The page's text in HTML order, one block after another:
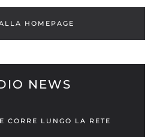
HOMEPAGE
NEWS
CORRE LUNGO LA RETE